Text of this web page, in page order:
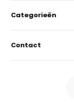
Categorieën
Contact